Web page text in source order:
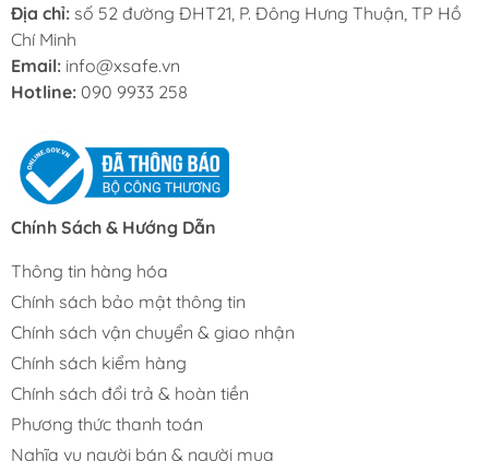
Địa chỉ: số 52 đường ĐHT21, P. Đông Hưng Thuận, TP Hồ
Chí Minh
Email: info@xsafe.vn
Hotline: 090 9933 258
Chính Sách & Hướng Dẫn
Thông tin hàng hóa
Chính sách bảo mật thông tin
Chính sách vận chuyển & giao nhận
Chính sách kiểm hàng
Chính sách đổi trả & hoàn tiền
Phương thức thanh toán
Nghĩa vụ người bán & người mua